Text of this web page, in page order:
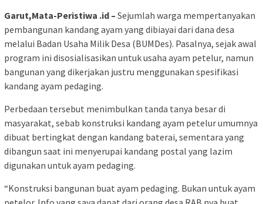
Garut,Mata-Peristiwa .id – Sejumlah warga mempertanyakan
pembangunan kandang ayam yang dibiayai dari dana desa
melalui Badan Usaha Milik Desa (BUMDes). Pasalnya, sejak awal
program ini disosialisasikan untuk usaha ayam petelur, namun
bangunan yang dikerjakan justru menggunakan spesifikasi
kandang ayam pedaging.
Perbedaan tersebut menimbulkan tanda tanya besar di
masyarakat, sebab konstruksi kandang ayam petelur umumnya
dibuat bertingkat dengan kandang baterai, sementara yang
dibangun saat ini menyerupai kandang postal yang lazim
digunakan untuk ayam pedaging.
“Konstruksi bangunan buat ayam pedaging. Bukan untuk ayam